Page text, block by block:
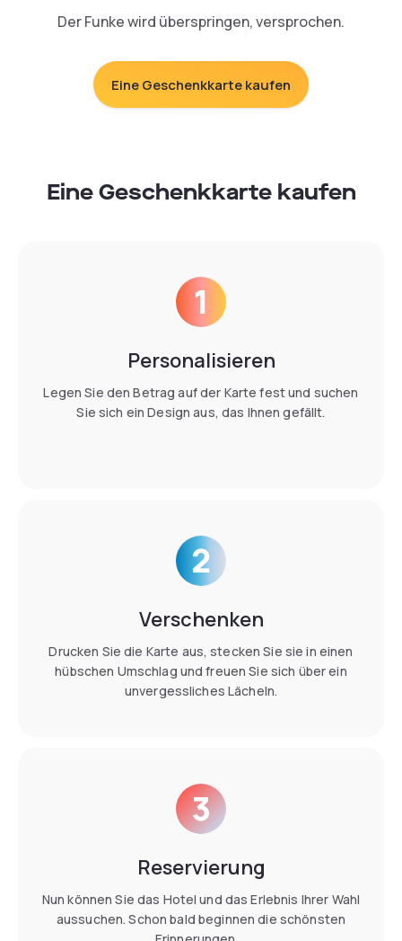
Der Funke wird überspringen, versprochen.
Eine Geschenkkarte kaufen
Eine Geschenkkarte kaufen
1
Personalisieren
Legen Sie den Betrag auf der Karte fest und suchen
Sie sich ein Design aus, das Ihnen gefällt.
2
Verschenken
Drucken Sie die Karte aus, stecken Sie sie in einen
hübschen Umschlag und freuen Sie sich über ein
unvergessliches Lächeln.
3
Reservierung
Nun können Sie das Hotel und das Erlebnis Ihrer Wahl
aussuchen. Schon bald beginnen die schönsten